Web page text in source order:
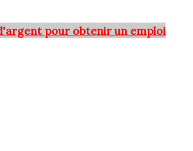
pour obtenir un emploi